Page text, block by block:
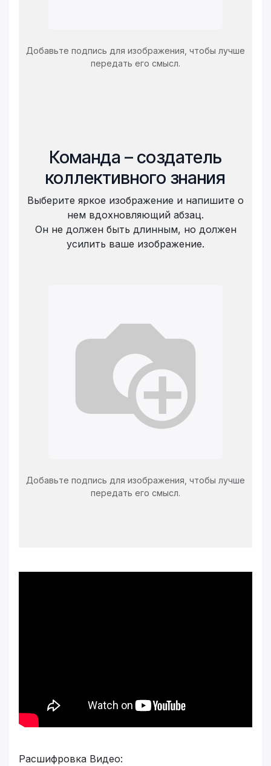
Добавьте подпись для изображения, чтобы лучше
передать его смысл.
Команда – создатель
коллективного знания
Выберите яркое изображение и напишите о
нем вдохновляющий абзац.
Он не должен быть длинным, но должен
усилить ваше изображение.
Добавьте подпись для изображения, чтобы лучше
передать его смысл.
Расшифровка Видео: